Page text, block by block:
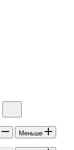
Меньше